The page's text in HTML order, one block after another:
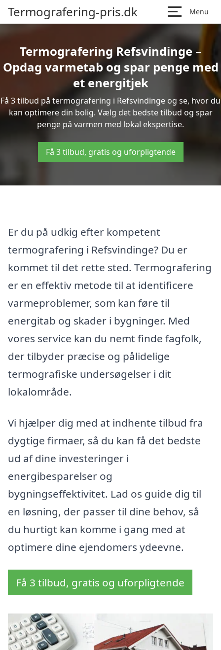
Termografering-pris.dk Menu
Termografering Refsvindinge –
Opdag varmetab og spar penge med
et energitjek
Få 3 tilbud på termografering i Refsvindinge og se, hvor du
kan optimere din bolig. Vælg det bedste tilbud og spar
penge på varmen med lokal ekspertise.
Få 3 tilbud, gratis og uforpligtende
Er du på udkig efter kompetent
termografering i Refsvindinge? Du er
kommet til det rette sted. Termografering
er en effektiv metode til at identificere
varmeproblemer, som kan føre til
energitab og skader i bygninger. Med
vores service kan du nemt finde fagfolk,
der tilbyder præcise og pålidelige
termografiske undersøgelser i dit
lokalområde.
Vi hjælper dig med at indhente tilbud fra
dygtige firmaer, så du kan få det bedste
ud af dine investeringer i
energibesparelser og
bygningseffektivitet. Lad os guide dig til
en løsning, der passer til dine behov, så
du hurtigt kan komme i gang med at
optimere dine ejendomers ydeevne.
Få 3 tilbud, gratis og uforpligtende